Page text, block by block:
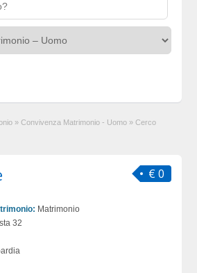
» Convivenza Matrimonio - Uomo » Cerco
€ 0
Matrimonio
32